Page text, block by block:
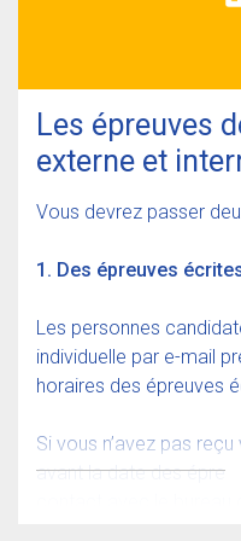
équivalente à
aptitude à
Si vous êtes reconnu
commission des droits
personnes
devez en faire la
l’administration.
Les épreuves
externe et
Vous devrez passer
1. Des épreuves
Les personnes
individuelle par e-mail
horaires des épreuves
Si vous n’avez pas
avant la date des